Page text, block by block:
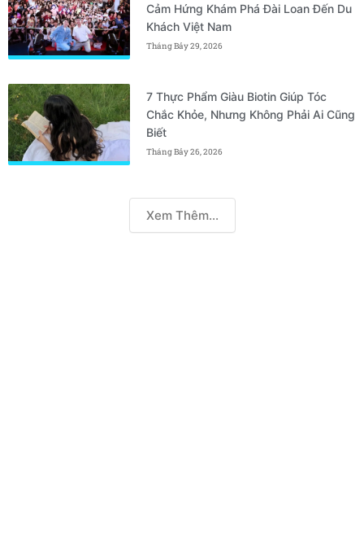
Cảm Hứng Khám Phá Đài Loan Đến Du
Khách Việt Nam
Tháng Bảy 29, 2026
7 Thực Phẩm Giàu Biotin Giúp Tóc
Chắc Khỏe, Nhưng Không Phải Ai Cũng
Biết
Tháng Bảy 26, 2026
Xem Thêm...